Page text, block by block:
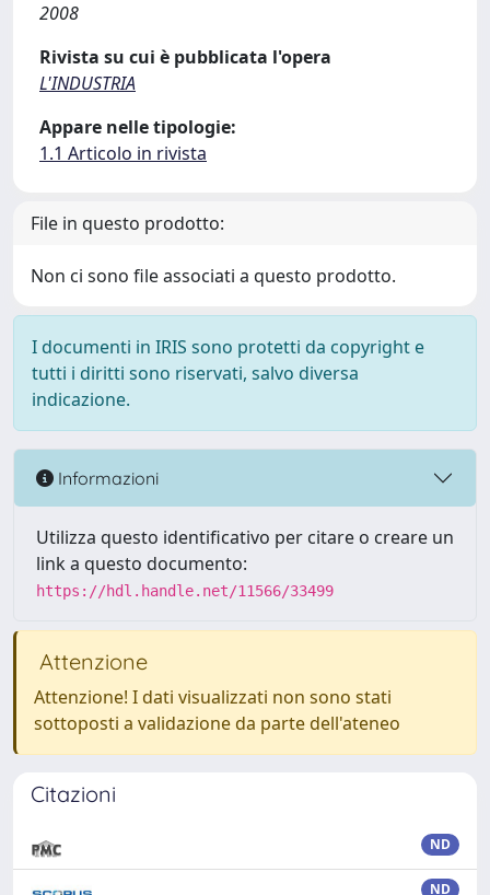
2008
Rivista su cui è pubblicata l'opera
L'INDUSTRIA
Appare nelle tipologie:
1.1 Articolo in rivista
File in questo prodotto:
Non ci sono file associati a questo prodotto.
I documenti in IRIS sono protetti da copyright e
tutti i diritti sono riservati, salvo diversa
indicazione.
Informazioni
Utilizza questo identificativo per citare o creare un
link a questo documento:
https://hdl.handle.net/11566/33499
Attenzione
Attenzione! I dati visualizzati non sono stati
sottoposti a validazione da parte dell'ateneo
Citazioni
ND
ND